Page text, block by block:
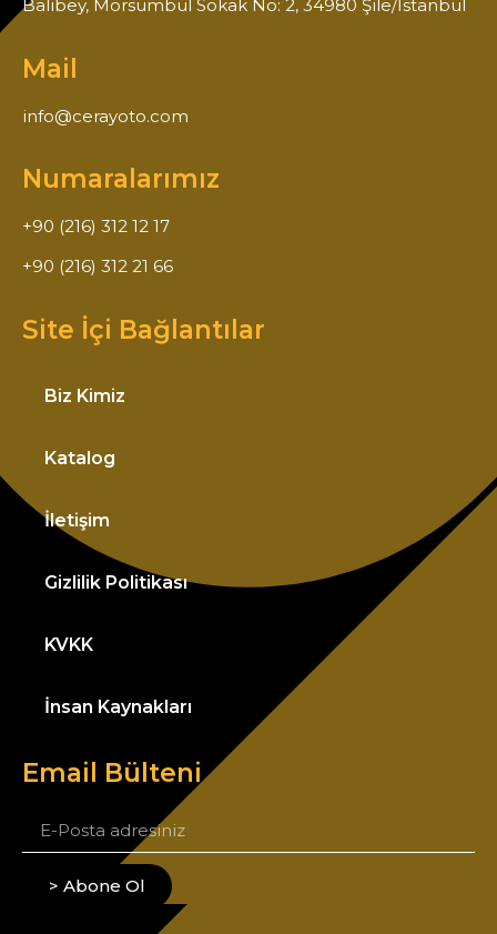
Balibey, Morsümbül Sokak No: 2, 34980 Şile/İstanbul
Mail
info@cerayoto.com
Numaralarımız
+90 (216) 312 12 17
+90 (216) 312 21 66
Site İçi Bağlantılar
Biz Kimiz
Katalog
İletişim
Gizlilik Politikası
KVKK
İnsan Kaynakları
Email Bülteni
> Abone Ol